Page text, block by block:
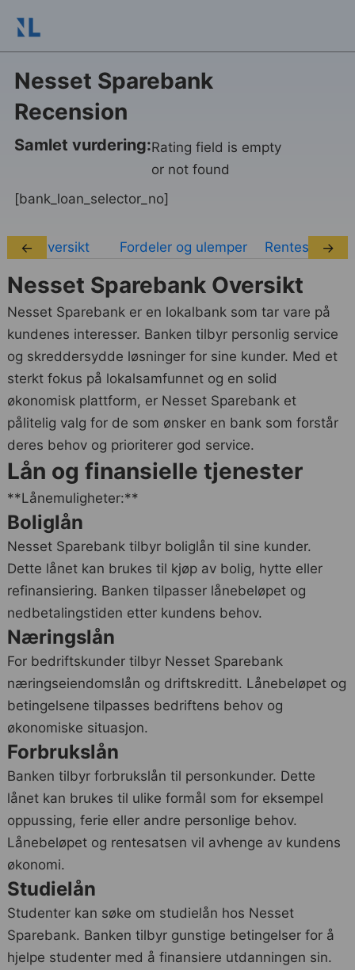
Nesset Sparebank
Recension
Samlet vurdering:Rating field is empty
or not found
[bank_loan_selector_no]
Oversikt Fordeler og ulemper Rentesatser
← →
Nesset Sparebank Oversikt
Nesset Sparebank er en lokalbank som tar vare på
kundenes interesser. Banken tilbyr personlig service
og skreddersydde løsninger for sine kunder. Med et
sterkt fokus på lokalsamfunnet og en solid
økonomisk plattform, er Nesset Sparebank et
pålitelig valg for de som ønsker en bank som forstår
deres behov og prioriterer god service.
Lån og finansielle tjenester
**Lånemuligheter:**
Boliglån
Nesset Sparebank tilbyr boliglån til sine kunder.
Dette lånet kan brukes til kjøp av bolig, hytte eller
refinansiering. Banken tilpasser lånebeløpet og
nedbetalingstiden etter kundens behov.
Næringslån
For bedriftskunder tilbyr Nesset Sparebank
næringseiendomslån og driftskreditt. Lånebeløpet og
betingelsene tilpasses bedriftens behov og
økonomiske situasjon.
Forbrukslån
Banken tilbyr forbrukslån til personkunder. Dette
lånet kan brukes til ulike formål som for eksempel
oppussing, ferie eller andre personlige behov.
Lånebeløpet og rentesatsen vil avhenge av kundens
økonomi.
Studielån
Studenter kan søke om studielån hos Nesset
Sparebank. Banken tilbyr gunstige betingelser for å
hjelpe studenter med å finansiere utdanningen sin.